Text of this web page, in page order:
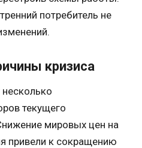
потребитель не
кризиса
текущего
мировых цен на
привели к сокращению